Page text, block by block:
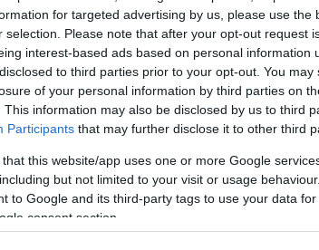
for targeted advertising by us, please use the
selection. Please note that after your opt-out request
interest-based ads based on personal information
to third parties prior to your opt-out. You
of your personal information by third parties on
This information may also be disclosed by us to third
Participants that may further disclose it to other third
that this website/app uses one or more Google
but not limited to your visit or usage
to Google and its third-party tags to use your data
consent section.